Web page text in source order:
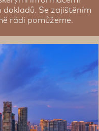
Se zajištěním
rádi pomůžeme.